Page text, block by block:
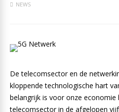
NEWS
De telecomsector en de
kloppende technologische hart
belangrijk is voor onze
telecomsector in de afgelopen